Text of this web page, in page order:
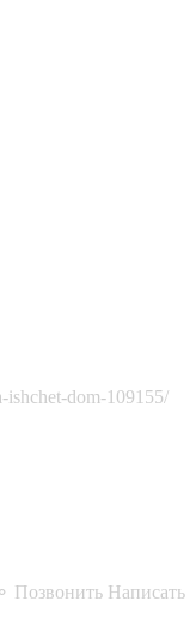
ishchet-dom-109155/
Позвонить Написать